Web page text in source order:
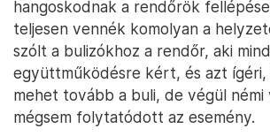
hangoskodnak a rendőrök
teljesen vennék komolyan a
szólt a bulizókhoz a rendőr, aki
együttműködésre kért, és azt ígéri,
mehet tovább a buli, de végül némi
mégsem folytatódott az esemény.